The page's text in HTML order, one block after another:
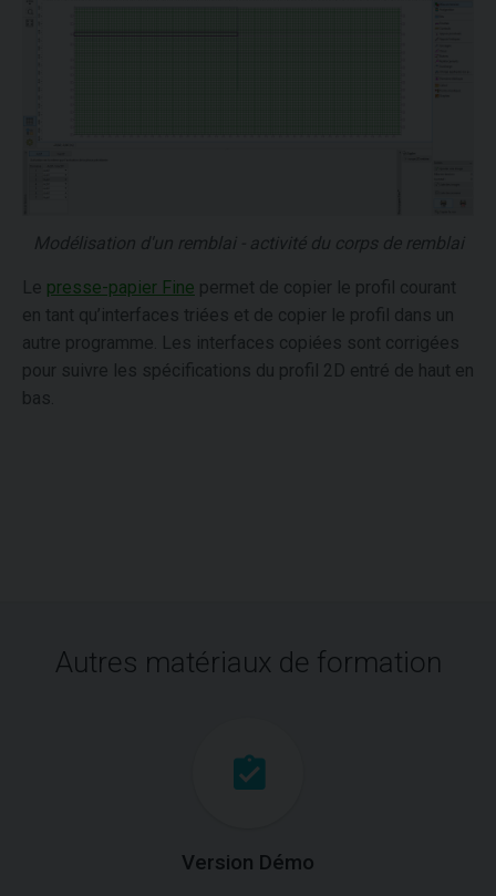
Modélisation d'un remblai - activité du corps de remblai
Le presse-papier Fine permet de copier le profil courant
en tant qu’interfaces triées et de copier le profil dans un
autre programme. Les interfaces copiées sont corrigées
pour suivre les spécifications du profil 2D entré de haut en
bas.
Autres matériaux de formation
Version Démo